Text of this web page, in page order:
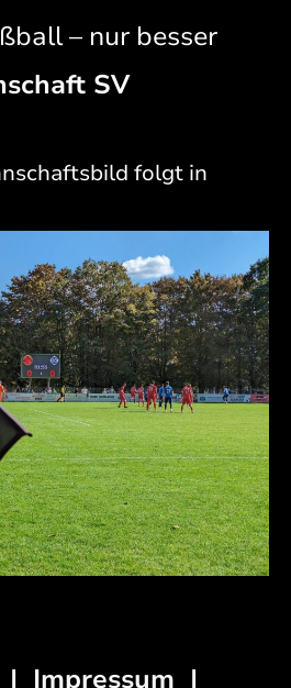
– nur besser
SV
folgt in
| Impressum |